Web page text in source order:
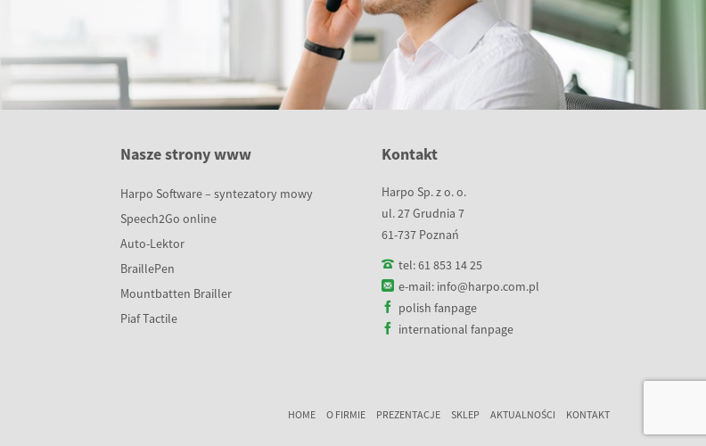
Nasze strony www
Harpo Software – syntezatory mowy
Speech2Go online
Auto-Lektor
BraillePen
Mountbatten Brailler
Piaf Tactile
Kontakt
Harpo Sp. z o. o.
ul. 27 Grudnia 7
61-737 Poznań
tel:61 853 14 25
e-mail: info@harpo.com.pl
polish fanpage
international fanpage
HOME O FIRMIE PREZENTACJE SKLEP AKTUALNOŚCI KONTAKT